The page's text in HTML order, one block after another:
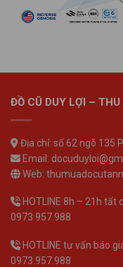
ĐỒ CŨ DUY LỢI –
Địa chỉ: số 62 ngõ 135
Email:
Web:
HOTLINE 8h – 21h
0973.957.988
HOTLINE tư vấn báo
0973.957.988